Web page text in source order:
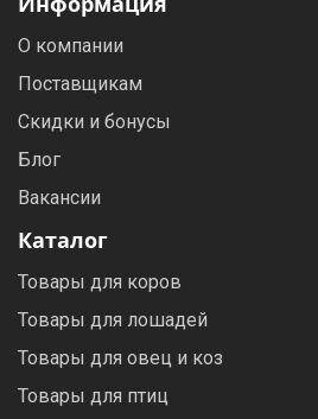
О компании
Поставщикам
Скидки и бонусы
Блог
Вакансии
Каталог
Товары для коров
Товары для лошадей
Товары для овец и коз
Товары для птиц